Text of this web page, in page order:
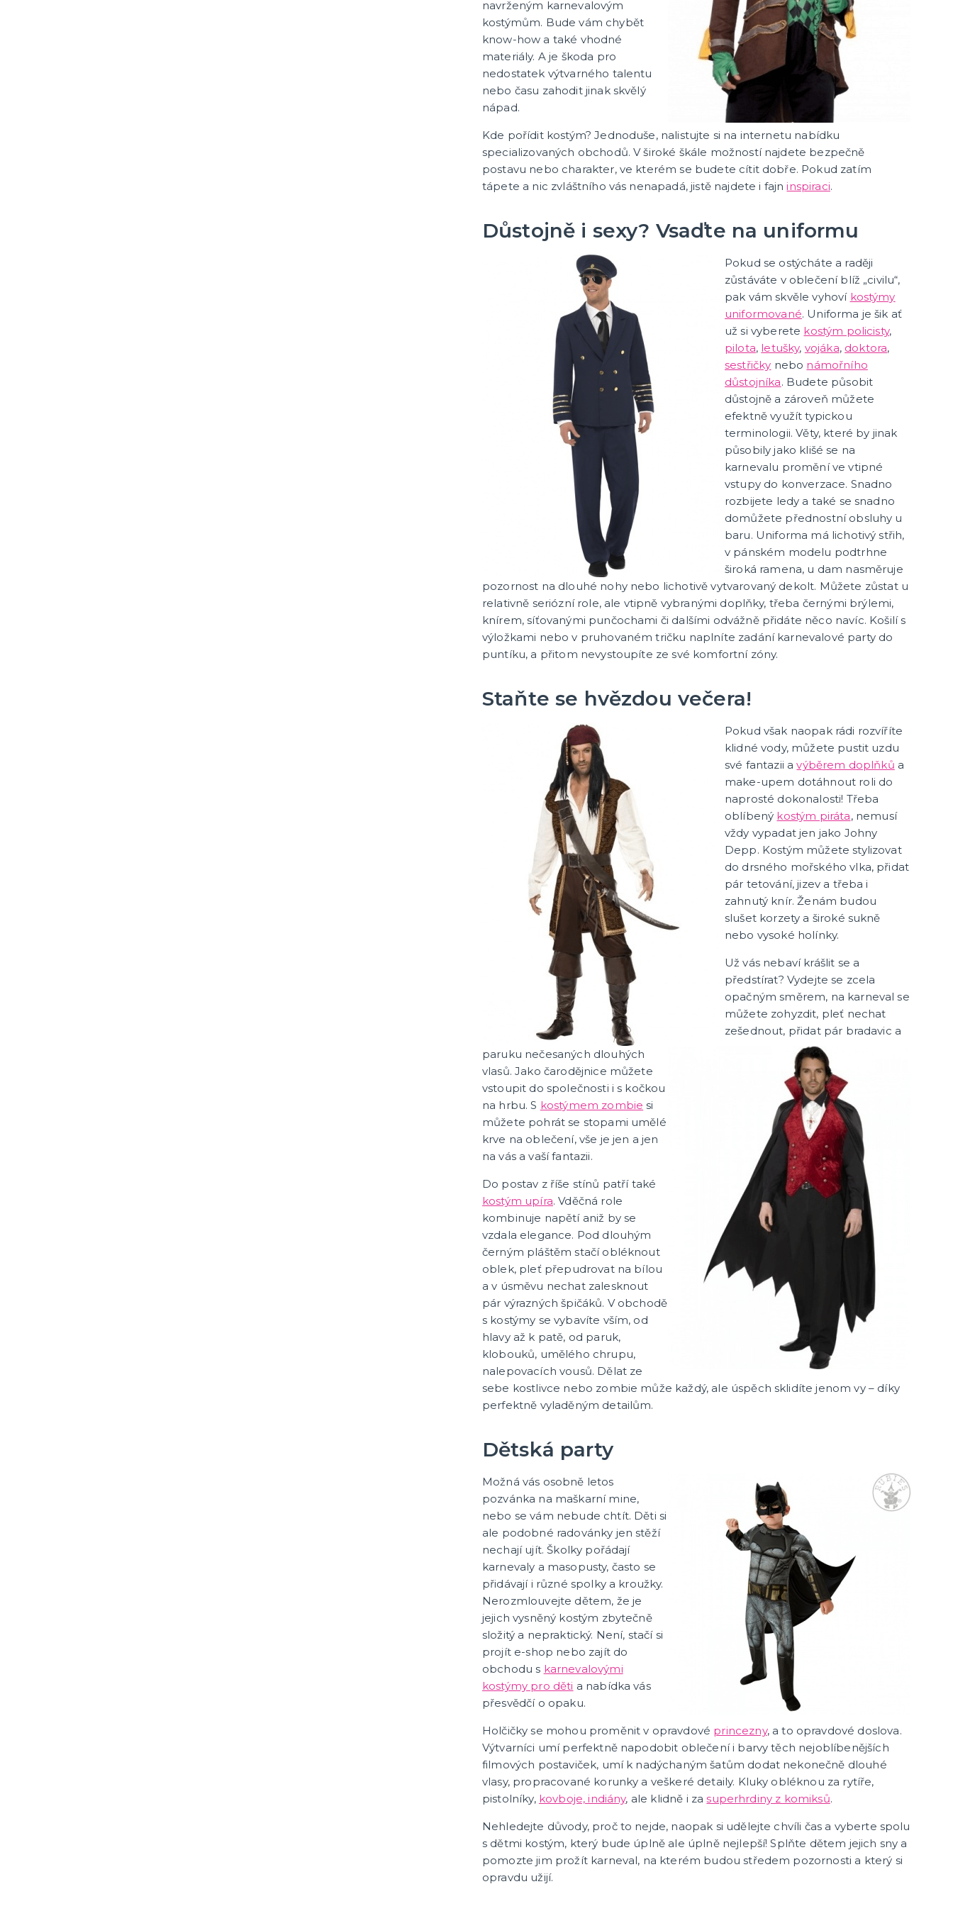
Pro sportovní fanoušky
Oblečení pro fandy
Make-up a doplnky
navrženým karnevalovým
kostýmům. Bude vám chybět
know-how a také vhodné
materiály. A je škoda pro
nedostatek výtvarného talentu
nebo času zahodit jinak skvělý
nápad.
Kde pořídit kostým? Jednoduše, nalistujte si na internetu nabídku
specializovaných obchodů. V široké škále možností najdete bezpečně
postavu nebo charakter, ve kterém se budete cítit dobře. Pokud zatím
tápete a nic zvláštního vás nenapadá, jistě najdete i fajninspiraci.
Důstojně i sexy? Vsaďte na uniformu
Pokud se ostýcháte a raději
zůstáváte v oblečení blíž „civilu“,
pak vám skvěle vyhoví kostýmy
uniformované. Uniforma je šik ať
už si vyberete kostým policisty,
pilota, letušky, vojáka, doktora,
sestřičky nebo námořního
důstojníka. Budete působit
důstojně a zároveň můžete
efektně využít typickou
terminologii. Věty, které by jinak
působily jako klišé se na
karnevalu promění ve vtipné
vstupy do konverzace. Snadno
rozbijete ledy a také se snadno
domůžete přednostní obsluhy u
baru. Uniforma má lichotivý střih,
v pánském modelu podtrhne
široká ramena, u dam nasměruje
pozornost na dlouhé nohy nebo lichotivě vytvarovaný dekolt. Můžete zůstat u
relativně seriózní role, ale vtipně vybranými doplňky, třeba černými brýlemi,
knírem, síťovanými punčochami či dalšími odvážně přidáte něco navíc. Košilí s
výložkami nebo v pruhovaném tričku naplníte zadání karnevalové party do
puntíku, a přitom nevystoupíte ze své komfortní zóny.
Staňte se hvězdou večera!
Pokud však naopak rádi rozvíříte
klidné vody, můžete pustit uzdu
své fantazii avýběrem doplňků a
make-upem dotáhnout roli do
naprosté dokonalosti! Třeba
oblíbený kostým piráta, nemusí
vždy vypadat jen jako Johny
Depp. Kostým můžete stylizovat
do drsného mořského vlka, přidat
pár tetování, jizev a třeba i
zahnutý knír. Ženám budou
slušet korzety a široké sukně
nebo vysoké holínky.
Už vás nebaví krášlit se a
předstírat? Vydejte se zcela
opačným směrem, na karneval se
můžete zohyzdit, pleť nechat
zešednout, přidat pár bradavic a
paruku nečesaných dlouhých
vlasů. Jako čarodějnice můžete
vstoupit do společnosti i s kočkou
na hrbu. S kostýmem zombie si
můžete pohrát se stopami umělé
krve na oblečení, vše je jen a jen
na vás a vaší fantazii.
Do postav z říše stínů patří také
kostým upíra. Vděčná role
kombinuje napětí aniž by se
vzdala elegance. Pod dlouhým
černým pláštěm stačí obléknout
oblek, pleť přepudrovat na bílou
a v úsměvu nechat zalesknout
pár výrazných špičáků. V obchodě
s kostýmy se vybavíte vším, od
hlavy až k patě, od paruk,
klobouků, umělého chrupu,
nalepovacích vousů. Dělat ze
sebe kostlivce nebo zombie může každý, ale úspěch sklidíte jenom vy – díky
perfektně vyladěným detailům.
Dětská party
Možná vás osobně letos
pozvánka na maškarní mine,
nebo se vám nebude chtít. Děti si
ale podobné radovánky jen stěží
nechají ujít. Školky pořádají
karnevaly a masopusty, často se
přidávají i různé spolky a kroužky.
Nerozmlouvejte dětem, že je
jejich vysněný kostým zbytečně
složitý a nepraktický. Není, stačí si
projít e-shop nebo zajít do
obchodu s karnevalovými
kostýmy pro děti a nabídka vás
přesvědčí o opaku.
Holčičky se mohou proměnit v opravdové princezny, a to opravdové doslova.
Výtvarníci umí perfektně napodobit oblečení i barvy těch nejoblíbenějších
filmových postaviček, umí k nadýchaným šatům dodat nekonečně dlouhé
vlasy, propracované korunky a veškeré detaily. Kluky obléknou za rytíře,
pistolníky, kovboje, indiány, ale klidně i zasuperhrdiny z komiksů.
Nehledejte důvody, proč to nejde, naopak si udělejte chvíli čas a vyberte spolu
s dětmi kostým, který bude úplně ale úplně nejlepší! Splňte dětem jejich sny a
pomozte jim prožít karneval, na kterém budou středem pozornosti a který si
opravdu užijí.